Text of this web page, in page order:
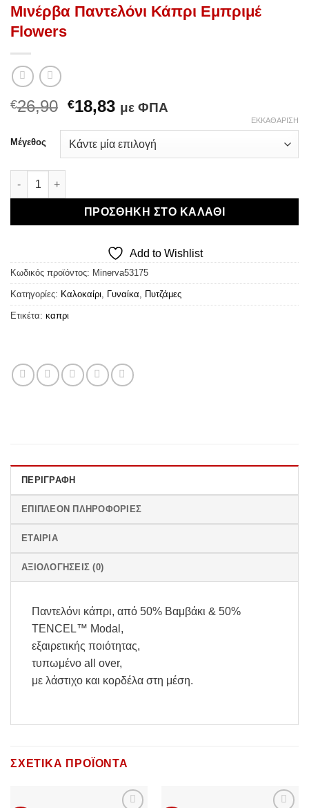
Μινέρβα Παντελόνι Κάπρι Εμπριμέ
Flowers
€26,90 Original
was:
€26,90.
€18,83Η
τιμή
είναι:
με ΦΠΑ
Μέγεθος
ΕΚΚΑΘΆΡΙΣΗ
Μινέρβα Παντελόνι Κάπρι Εμπριμέ Flowers ποσότητα
ΠΡΟΣΘΉΚΗ ΣΤΟ ΚΑΛΆΘΙ
Add to Wishlist
Κωδικός προϊόντος: Minerva53175
Κατηγορίες: Καλοκαίρι, Γυναίκα, Πυτζάμες
Ετικέτα: καπρι
ΠΕΡΙΓΡΑΦΉ
ΕΠΙΠΛΈΟΝ ΠΛΗΡΟΦΟΡΊΕΣ
ΕΤΑΙΡΊΑ
ΑΞΙΟΛΟΓΉΣΕΙΣ (0)
Παντελόνι κάπρι, από 50% Βαμβάκι & 50%
TENCEL™ Modal,
εξαιρετικής ποιότητας,
τυπωμένο all over,
με λάστιχο και κορδέλα στη μέση.
ΣΧΕΤΙΚΆ ΠΡΟΪΌΝΤΑ